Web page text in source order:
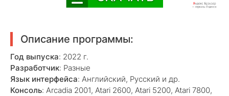
Описание программы:
Год выпуска: 2022 г.
Разработчик: Разные
Язык интерфейса: Английский, Русский и др.
Консоль: Arcadia 2001, Atari 2600, Atari 5200, Atari 7800,